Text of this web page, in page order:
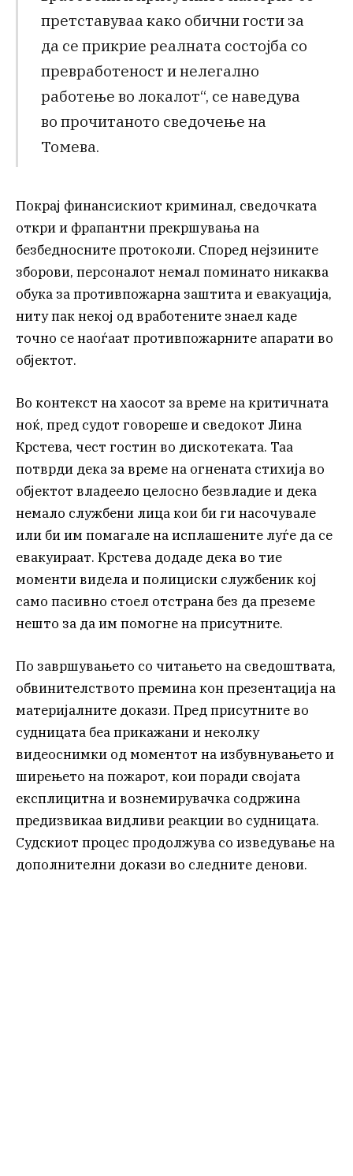
претставуваа како обични гости за
да се прикрие реалната состојба со
превработеност и нелегално
работење во локалот“, се наведува
во прочитаното сведочење на
Томева.
Покрај финансискиот криминал, сведочката
откри и фрапантни прекршувања на
безбедносните протоколи. Според нејзините
зборови, персоналот немал поминато никаква
обука за противпожарна заштита и евакуација,
ниту пак некој од вработените знаел каде
точно се наоѓаат противпожарните апарати во
објектот.
Во контекст на хаосот за време на критичната
ноќ, пред судот говореше и сведокот Лина
Крстева, чест гостин во дискотеката. Таа
потврди дека за време на огнената стихија во
објектот владеело целосно безвладие и дека
немало службени лица кои би ги насочувале
или би им помагале на исплашените луѓе да се
евакуираат. Крстева додаде дека во тие
моменти видела и полициски службеник кој
само пасивно стоел отстрана без да преземе
нешто за да им помогне на присутните.
По завршувањето со читањето на сведоштвата,
обвинителството премина кон презентација на
материјалните докази. Пред присутните во
судницата беа прикажани и неколку
видеоснимки од моментот на избувнувањето и
ширењето на пожарот, кои поради својата
експлицитна и вознемирувачка содржина
предизвикаа видливи реакции во судницата.
Судскиот процес продолжува со изведување на
дополнителни докази во следните денови.